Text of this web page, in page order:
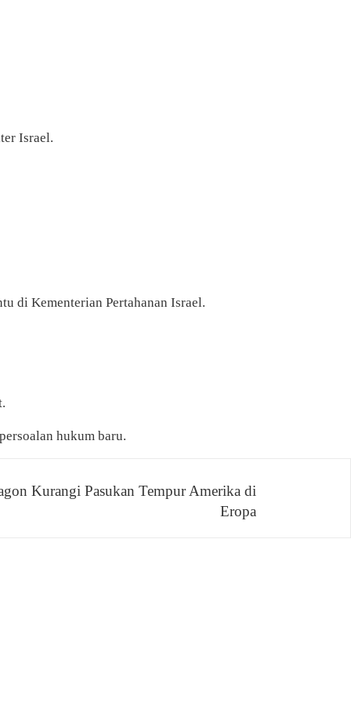
Israel.
di Kementerian Pertahanan Israel.
hukum baru.
Kurangi Pasukan Tempur Amerika di
Eropa